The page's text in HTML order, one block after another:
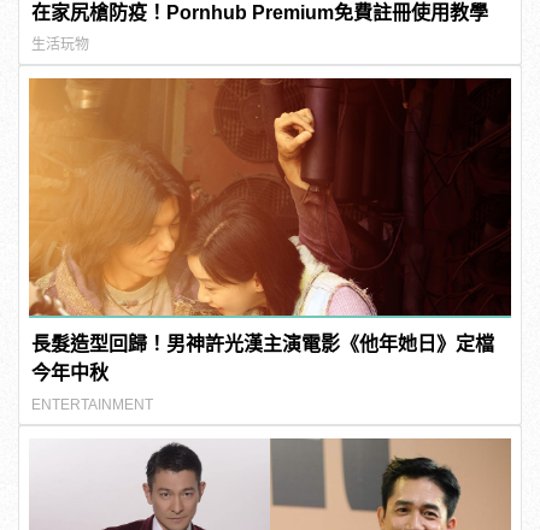
在家尻槍防疫！Pornhub Premium免費註冊使用教學
生活玩物
長髮造型回歸！男神許光漢主演電影《他年她日》定檔
今年中秋
ENTERTAINMENT